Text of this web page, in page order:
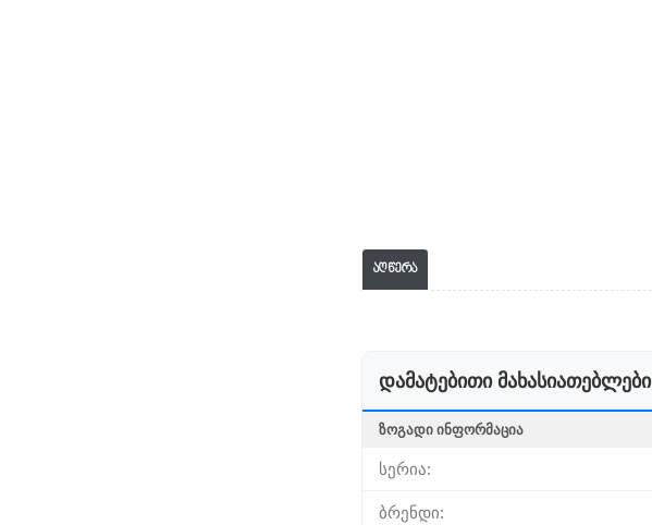
აღწერა
დამატებითი მახასიათებლები
ᲖᲝᲒᲐᲓᲘ ᲘᲜᲤᲝᲠᲛᲐᲪᲘᲐ
სერია:
ბრენდი: